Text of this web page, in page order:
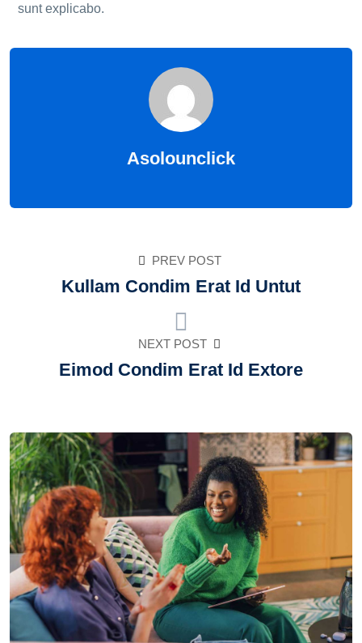
sunt explicabo.
Asolounclick
PREV POST
Kullam Condim Erat Id Untut
NEXT POST
Eimod Condim Erat Id Extore